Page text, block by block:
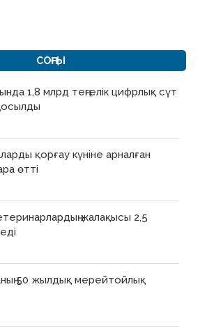
СОҢҒЫ
1,8 млрд теңгелік цифрлық сүт
қорғау күніне арналған
өтті
жалақысы 2,5
50 жылдық мерейтойлық